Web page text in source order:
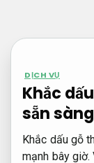
nội
DỊCH VỤ
Khắc
sẵn sàng
Khắc dấu gỗ
mạnh bây